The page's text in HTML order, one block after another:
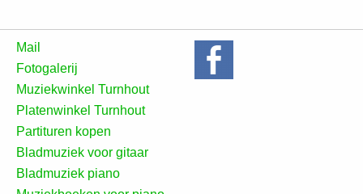
Mail
Fotogalerij
Muziekwinkel Turnhout
Platenwinkel Turnhout
Partituren kopen
Bladmuziek voor gitaar
Bladmuziek piano